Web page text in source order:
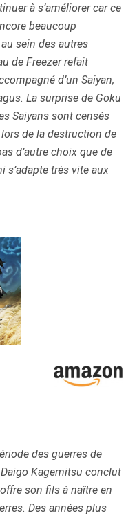
à s’améliorer car ce
beaucoup
sein des autres
de Freezer refait
d’un Saiyan,
La surprise de Goku
Saiyans sont censés
de la destruction de
d’autre choix que de
s’adapte très vite aux
des guerres de
Kagemitsu conclut
son fils à naître en
Des années plus